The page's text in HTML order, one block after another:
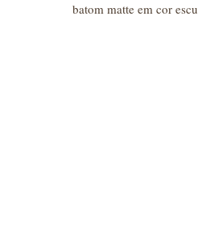
batom matte em cor